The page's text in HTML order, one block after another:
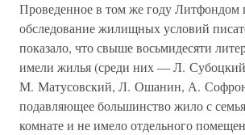
Проведенное в том же году Литфондом
обследование жилищных условий
показало, что свыше восьмидесяти
имели жилья (среди них — Л.
М. Матусовский, Л. Ошанин, А.
подавляющее большинство жило с
комнате и не имело отдельного